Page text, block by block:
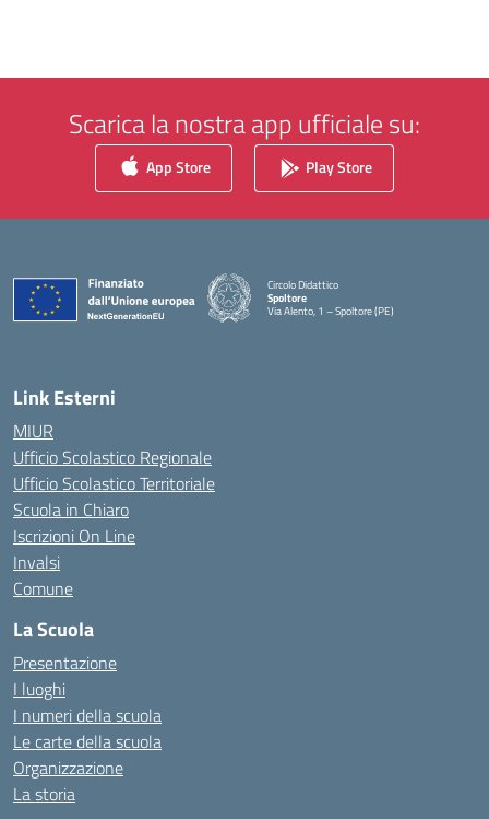
Scarica la nostra app ufficiale su:
App Store Play Store
Circolo Didattico
Spoltore
Via Alento, 1 – Spoltore (PE)
— Visita la pagina iniziale della scuola
Link Esterni
MIUR
Ufficio Scolastico Regionale
Ufficio Scolastico Territoriale
Scuola in Chiaro
Iscrizioni On Line
Invalsi
Comune
La Scuola
Presentazione
I luoghi
I numeri della scuola
Le carte della scuola
Organizzazione
La storia